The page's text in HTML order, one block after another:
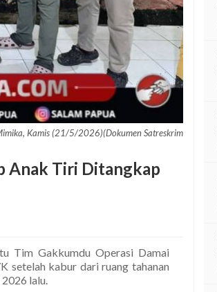
Kamis (21/5/2026)(Dokumen Satreskrim
Anak Tiri Ditangkap
Tim Gakkumdu Operasi Damai
setelah kabur dari ruang tahanan
lalu.